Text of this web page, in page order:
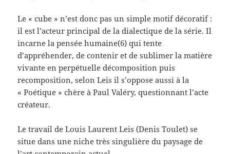
Le « cube » n’est donc pas un simple motif décoratif :
il est l’acteur principal de la dialectique de la série. Il
incarne la pensée humaine(6) qui tente
d’appréhender, de contenir et de sublimer la matière
vivante en perpétuelle décomposition puis
recomposition, selon Leis il s’oppose aussi à la
« Poétique » chère à Paul Valéry, questionnant l’acte
créateur.
Le travail de Louis Laurent Leis (Denis Toulet) se
situe dans une niche très singulière du paysage de